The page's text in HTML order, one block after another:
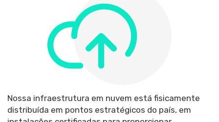
Nossa infraestrutura em nuvem está fisicamente
distribuída em pontos estratégicos do país, em